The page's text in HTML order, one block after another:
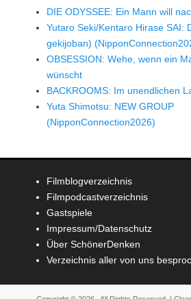
DIE ODYSSEE: Ein Mann will
Yutaro Seki/Kentaro Hirase SAI:
gekijoban)
OBSESSION: Wehe, wenn ein
wünscht
BACKROOMS: Im unendlichen
Yuta Shimotsu: NEW GROUP
(NipponConnection2026)
Filmblogverzeichnis
Filmpodcastverzeichnis
Gastspiele
Impressum/Datenschutz
Über SchönerDenken
Verzeichnis aller von uns